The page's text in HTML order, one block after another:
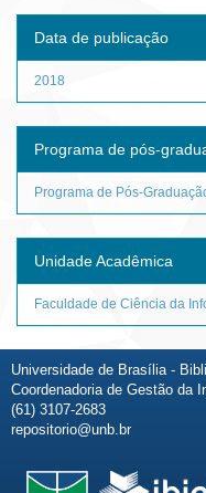
Data de publicação
2018
Programa de pós-
Programa de Pós-
Unidade Acadêmica
Faculdade de Ciência da
Universidade de Brasília -
Coordenadoria de Gestão da
(61) 3107-2683
repositorio@unb.br